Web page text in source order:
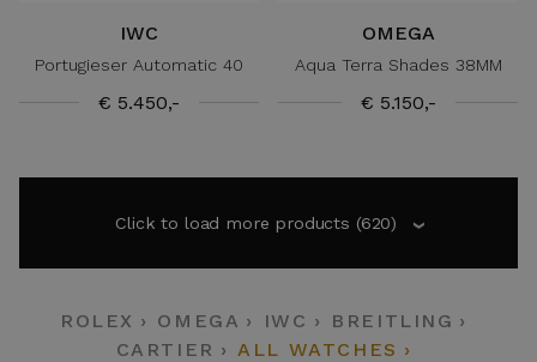
IWC
Portugieser Automatic 40
€ 5.450,-
OMEGA
Aqua Terra Shades 38MM
€ 5.150,-
Click to load more products (620) ›
ROLEX OMEGA IWC
BREITLING
CARTIER
ALL WATCHES